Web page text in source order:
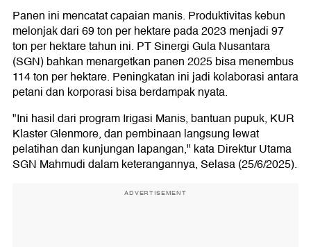
Panen ini mencatat capaian manis. Produktivitas kebun
melonjak dari 69 ton per hektare pada 2023 menjadi 97
ton per hektare tahun ini. PT Sinergi Gula Nusantara
(SGN) bahkan menargetkan panen 2025 bisa menembus
114 ton per hektare. Peningkatan ini jadi kolaborasi antara
petani dan korporasi bisa berdampak nyata.
"Ini hasil dari program Irigasi Manis, bantuan pupuk, KUR
Klaster Glenmore, dan pembinaan langsung lewat
pelatihan dan kunjungan lapangan," kata Direktur Utama
SGN Mahmudi dalam keterangannya, Selasa (25/6/2025).
ADVERTISEMENT